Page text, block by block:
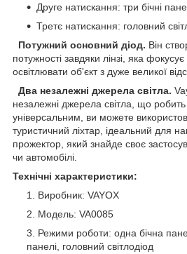
Друге натискання: три бічні
Третє натискання: головний
Потужний основний діод. Він
потужності завдяки лінзі, яка
освітлювати об'єкт з дуже великої
Два незалежні джерела світла.
незалежні джерела світла, що
універсальним, ви можете
туристичний ліхтар, ідеальний для
прожектор, який знайде своє
чи автомобілі.
Технічні характеристики:
Виробник: VAYOX
Модель: VA0085
Режими роботи: одна бічна
панелі, головний світлодіод